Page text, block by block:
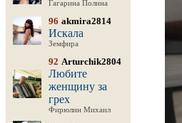
Гагарина Полина
96 akmira2814
Искала
Земфира
92 Arturchik2804
Любите
женщину за
грех
Фирюлин Михаил